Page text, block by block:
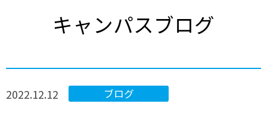
キャンパスブログ
ブログ
2022.12.12